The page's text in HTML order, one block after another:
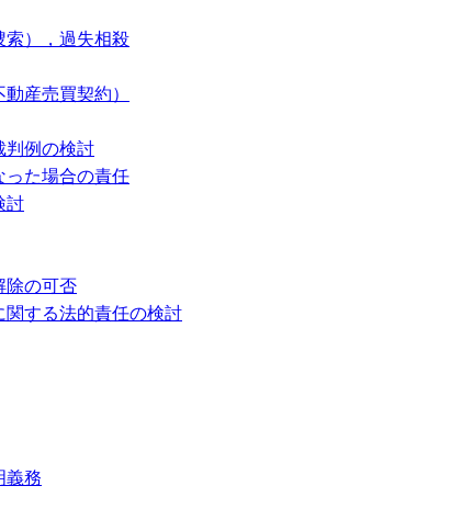
索），過失相殺
産売買契約）
判例の検討
った場合の責任
討
除の可否
関する法的責任の検討
義務